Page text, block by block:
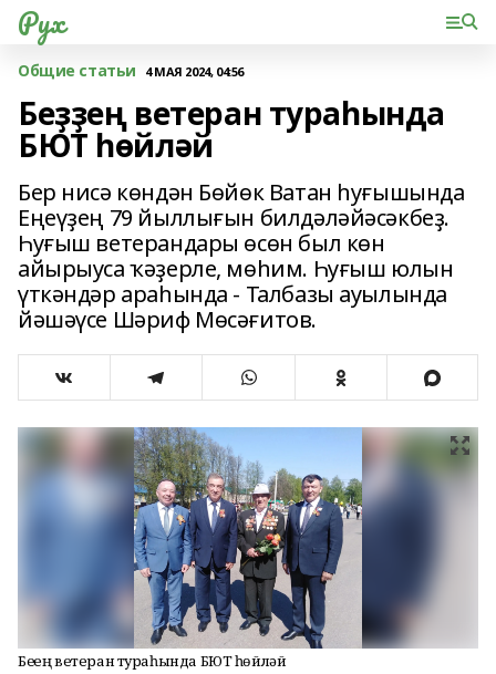
Рух
Общие статьи 4 МАЯ 2024, 04:56
Беҙҙең ветеран тураһында
БЮТ һөйләй
Бер нисә көндән Бөйөк Ватан һуғышында
Еңеүҙең 79 йыллығын билдәләйәсәкбеҙ.
Һуғыш ветерандары өсөн был көн
айырыуса ҡәҙерле, мөһим. Һуғыш юлын
үткәндәр араһында - Талбазы ауылында
йәшәүсе Шәриф Мөсәғитов.
Беҙҙең ветеран тураһында БЮТ һөйләй